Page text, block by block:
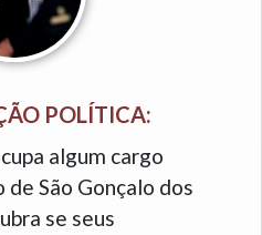
POLÍTICA:
algum cargo
São Gonçalo dos
se seus